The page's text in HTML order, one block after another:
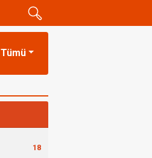
Tümü
18